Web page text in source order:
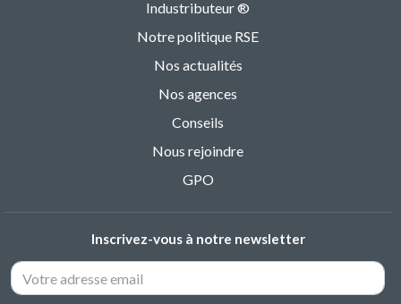
Industributeur ®
Notre politique RSE
Nos actualités
Nos agences
Conseils
Nous rejoindre
GPO
Inscrivez-vous à notre newsletter